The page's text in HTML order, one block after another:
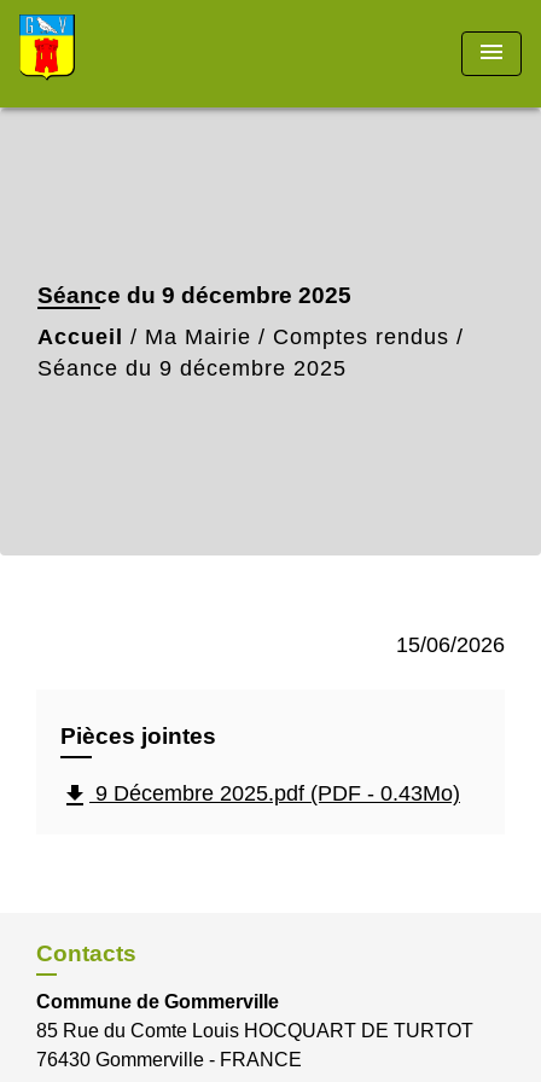
menu
Séance du 9 décembre 2025
Accueil / Ma Mairie / Comptes rendus /
Séance du 9 décembre 2025
15/06/2026
Pièces jointes
file_download 9 Décembre 2025.pdf (PDF - 0.43Mo)
Contacts
Commune de Gommerville
85 Rue du Comte Louis HOCQUART DE TURTOT
76430 Gommerville - FRANCE